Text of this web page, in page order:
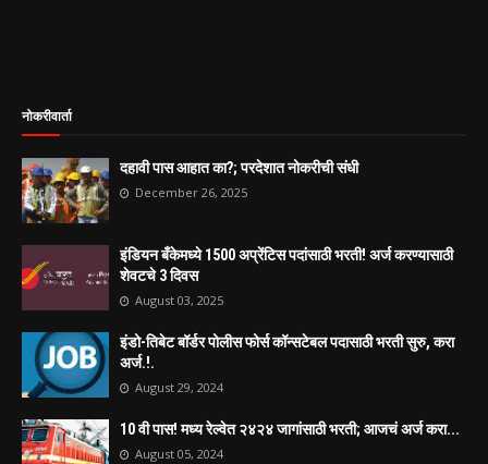
नोकरीवार्ता
दहावी पास आहात का?; परदेशात नोकरीची संधी
December 26, 2025
इंडियन बँकेमध्ये 1500 अप्रेंटिस पदांसाठी भरती! अर्ज करण्यासाठी
शेवटचे 3 दिवस
August 03, 2025
इंडो-तिबेट बॉर्डर पोलीस फोर्स कॉन्सटेबल पदासाठी भरती सुरु, करा
अर्ज.!.
August 29, 2024
10 वी पास! मध्य रेल्वेत २४२४ जागांसाठी भरती; आजचं अर्ज करा...
August 05, 2024